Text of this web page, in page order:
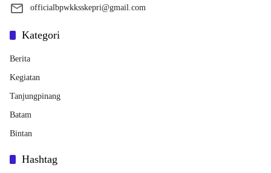
officialbpwkksskepri@gmail.com
Kategori
Berita
Kegiatan
Tanjungpinang
Batam
Bintan
Hashtag